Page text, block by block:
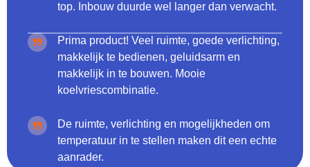
top. Inbouw duurde wel langer dan verwacht.
Prima product! Veel ruimte, goede verlichting,
makkelijk te bedienen, geluidsarm en
makkelijk in te bouwen. Mooie
koelvriescombinatie.
De ruimte, verlichting en mogelijkheden om
temperatuur in te stellen maken dit een echte
aanrader.